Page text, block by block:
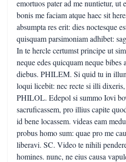
emortuos pater ad me nuntietur, ut
bonis me faciam atque haec sit
absumpta res erit: dies noctesque
quisquam parsimoniam adhibet:
In te hercle certumst principe ut
neque edes quicquam neque bibes
diebus. PHILEM. Si quid tu in
loqui licebit: nec recte si illi
PHILOL. Edepol si summo Iovi
sacruficassem, pro illius capite
id bene locassem. videas eam
probus homo sum: quae pro me
liberavi. SC. Video te nihili
homines. nunc, ne eius causa